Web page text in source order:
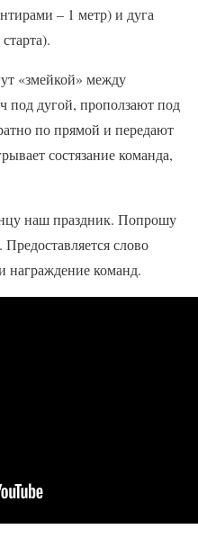
– 1 метр) и дуга
«змейкой» между
под дугой, проползают под
по прямой и передают
состязание команда,
наш праздник. Попрошу
слово
награждение команд.